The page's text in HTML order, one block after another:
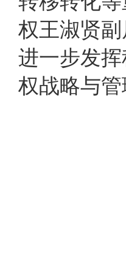
权王淑贤
进一步发
权战略与